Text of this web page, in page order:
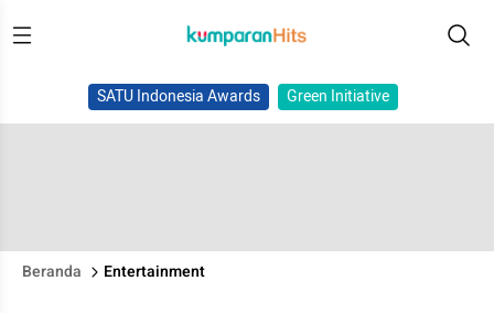
SATU Indonesia Awards Green Initiative
Beranda Entertainment